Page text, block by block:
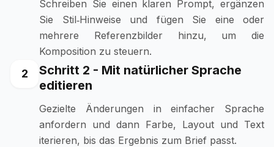
Schreiben Sie einen klaren Prompt, ergänzen
Sie Stil‑Hinweise und fügen Sie eine oder
mehrere Referenzbilder hinzu, um die
Komposition zu steuern.
2
Schritt 2 - Mit natürlicher Sprache
editieren
Gezielte Änderungen in einfacher Sprache
anfordern und dann Farbe, Layout und Text
iterieren, bis das Ergebnis zum Brief passt.